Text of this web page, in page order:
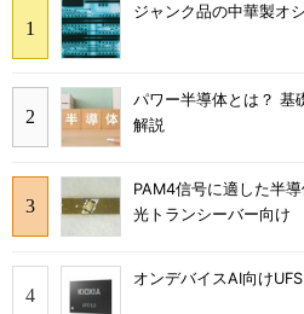
ジャンク品の中華製オ
パワー半導体とは？ 基
解説
PAM4信号に適した半
光トランシーバー向け
オンデバイスAI向け